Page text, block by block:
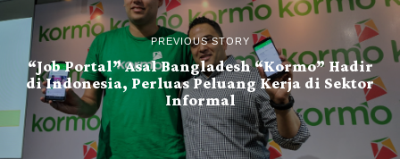
PREVIOUS STORY
“Job Portal” Asal Bangladesh “Kormo” Hadir
di Indonesia, Perluas Peluang Kerja di Sektor
Informal